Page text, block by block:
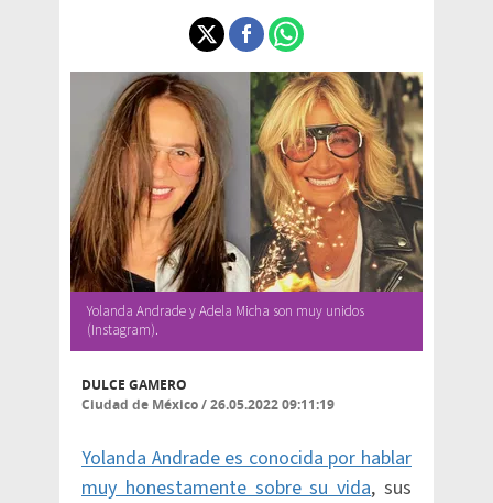
Yolanda Andrade y Adela Micha son muy unidos
(Instagram).
DULCE GAMERO
Ciudad de México/26.05.2022 09:11:19
Yolanda Andrade es conocida por hablar
muy honestamente sobre su vida, sus